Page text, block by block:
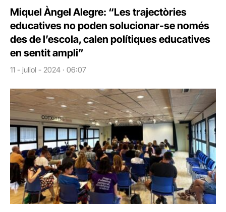
Miquel Àngel Alegre: “Les trajectòries
educatives no poden solucionar-se només
des de l’escola, calen polítiques educatives
en sentit ampli”
11 - juliol - 2024 · 06:07